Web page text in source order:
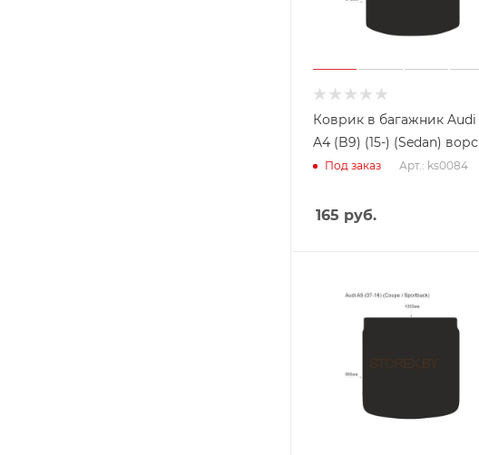
Коврик в багажник Audi
A4 (B9) (15-) (Sedan) ворс
Под заказ Арт.: ks0084
165 руб.